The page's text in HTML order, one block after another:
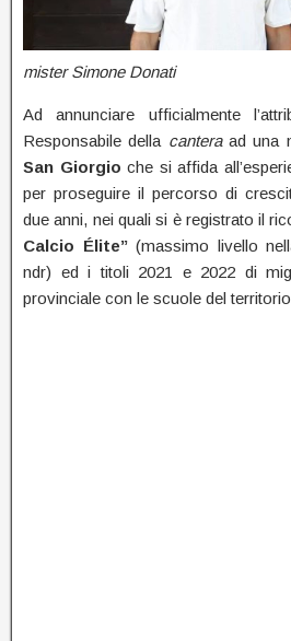
mister Simone Donati
Ad annunciare ufficialmente
Responsabile della canteraad una
San Giorgio che si affida
per proseguire il percorso di
due anni, nei quali si è registrato il
Calcio Élite”(massimo livello
ndr) ed i titoli 2021 e 2022 di
provinciale con le scuole del